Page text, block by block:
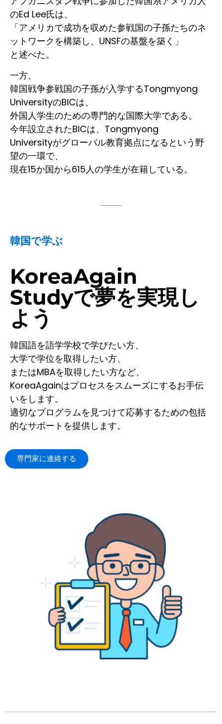
のEd Lee氏は、
「アメリカで成功を収めた参戦国の子孫たちのネ
ットワークを構築し、UNSFの基盤を築く」
と述べた。
一方、
韓国戦争参戦国の子孫が入学するTongmyong
UniversityのBICは、
外国人学生のための専門的な国際大学である。
今年設立されたBICは、Tongmyong
Universityがグローバル教育拠点になるという野
望の一環で、
現在15か国から615人の学生が在籍している。
韓国で学ぶ
KoreaAgain
Studyで夢を実現し
よう
韓国語を語学学校で学びたい方、
大学で学位を取得したい方、
またはMBAを取得したい方など、
KoreaAgainはプロセスをスムーズにするお手伝
いをします。
適切なプログラムを見つけて応募するための包括
的なサポートを提供します。
専門家に連絡する